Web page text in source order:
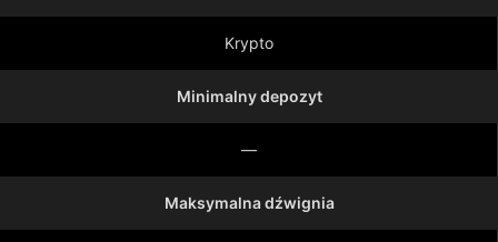
Krypto
Minimalny depozyt
—
Maksymalna dźwignia